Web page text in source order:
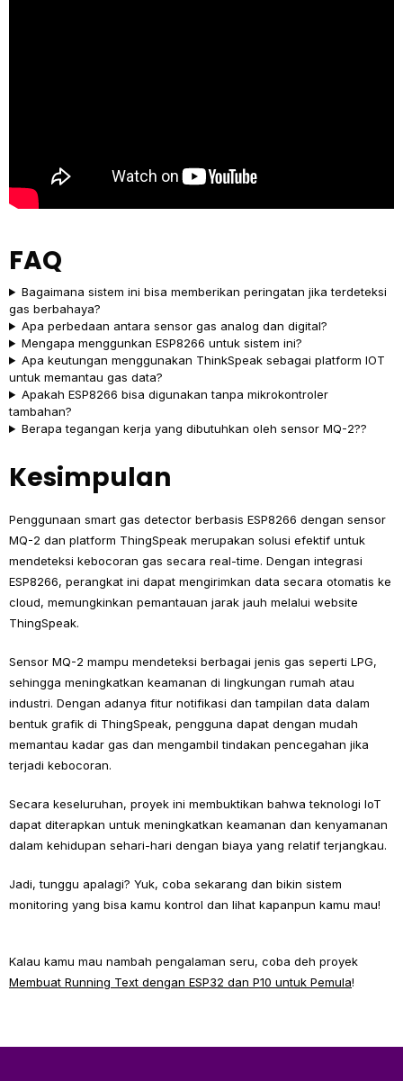
FAQ
Bagaimana sistem ini bisa memberikan peringatan jika terdeteksi
gas berbahaya?
Apa perbedaan antara sensor gas analog dan digital?
Mengapa menggunkan ESP8266 untuk sistem ini?
Apa keutungan menggunakan ThinkSpeak sebagai platform IOT
untuk memantau gas data?
Apakah ESP8266 bisa digunakan tanpa mikrokontroler
tambahan?
Berapa tegangan kerja yang dibutuhkan oleh sensor MQ-2??
Kesimpulan
Penggunaan smart gas detector berbasis ESP8266 dengan sensor
MQ-2 dan platform ThingSpeak merupakan solusi efektif untuk
mendeteksi kebocoran gas secara real-time. Dengan integrasi
ESP8266, perangkat ini dapat mengirimkan data secara otomatis ke
cloud, memungkinkan pemantauan jarak jauh melalui website
ThingSpeak.
Sensor MQ-2 mampu mendeteksi berbagai jenis gas seperti LPG,
sehingga meningkatkan keamanan di lingkungan rumah atau
industri. Dengan adanya fitur notifikasi dan tampilan data dalam
bentuk grafik di ThingSpeak, pengguna dapat dengan mudah
memantau kadar gas dan mengambil tindakan pencegahan jika
terjadi kebocoran.
Secara keseluruhan, proyek ini membuktikan bahwa teknologi IoT
dapat diterapkan untuk meningkatkan keamanan dan kenyamanan
dalam kehidupan sehari-hari dengan biaya yang relatif terjangkau.
Jadi, tunggu apalagi? Yuk, coba sekarang dan bikin sistem
monitoring yang bisa kamu kontrol dan lihat kapanpun kamu mau!
Kalau kamu mau nambah pengalaman seru, coba deh proyek
Membuat Running Text dengan ESP32 dan P10 untuk Pemula!